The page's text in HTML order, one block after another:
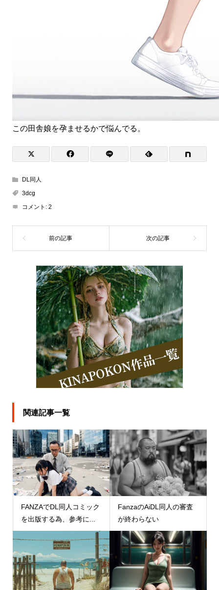
この田舎娘を孕ませるかで悩んでる。
DL同人
3dcg
コメント: 2
関連記事一覧
FANZAでDL同人コミック
を出版する為、参考に...
FanzaのAiDL同人の審査
が終わらない